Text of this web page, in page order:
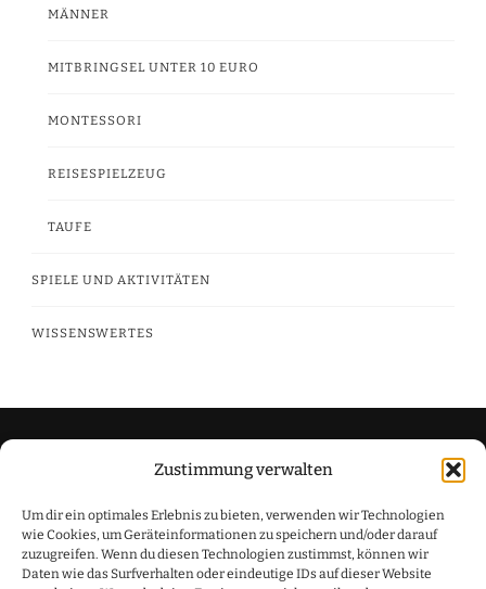
Zustimmung verwalten
Um dir ein optimales Erlebnis zu bieten, verwenden wir Technologien
wie Cookies, um Geräteinformationen zu speichern und/oder darauf
zuzugreifen. Wenn du diesen Technologien zustimmst, können wir
Daten wie das Surfverhalten oder eindeutige IDs auf dieser Website
MÄNNER
MITBRINGSEL UNTER 10 EURO
MONTESSORI
REISESPIELZEUG
TAUFE
SPIELE UND AKTIVITÄTEN
WISSENSWERTES
Impressum